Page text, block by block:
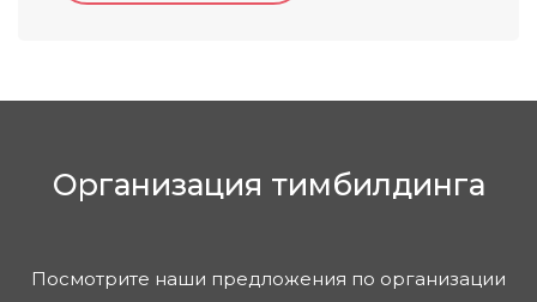
Организация тимбилдинга
Посмотрите наши предложения по организации